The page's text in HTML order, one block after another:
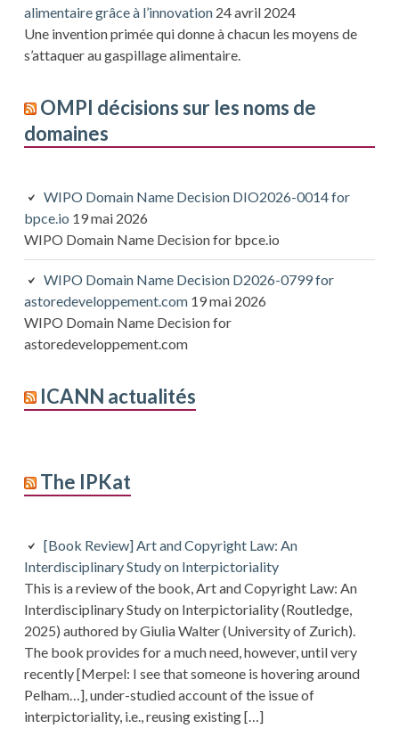
alimentaire grâce à l’innovation 24 avril 2024
Une invention primée qui donne à chacun les moyens de
s’attaquer au gaspillage alimentaire.
OMPI décisions sur les noms de
domaines
WIPO Domain Name Decision DIO2026-0014 for
bpce.io 19 mai 2026
WIPO Domain Name Decision for bpce.io
WIPO Domain Name Decision D2026-0799 for
astoredeveloppement.com 19 mai 2026
WIPO Domain Name Decision for
astoredeveloppement.com
ICANN actualités
The IPKat
[Book Review] Art and Copyright Law: An
Interdisciplinary Study on Interpictoriality
This is a review of the book, Art and Copyright Law: An
Interdisciplinary Study on Interpictoriality (Routledge,
2025) authored by Giulia Walter (University of Zurich).
The book provides for a much need, however, until very
recently [Merpel: I see that someone is hovering around
Pelham…], under-studied account of the issue of
interpictoriality, i.e., reusing existing […]